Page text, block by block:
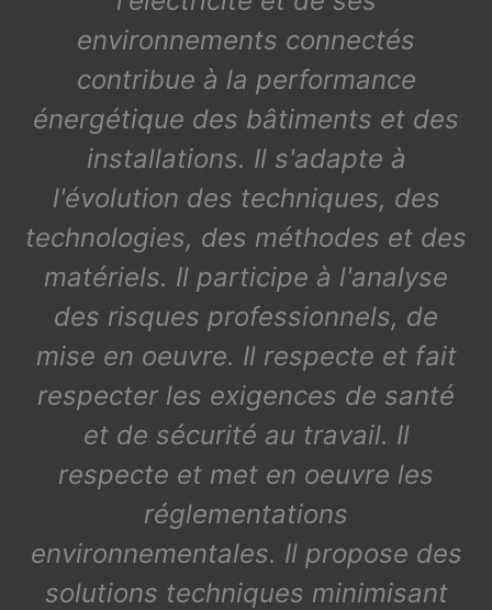
environnements connectés
contribue à la performance
énergétique des bâtiments et des
installations. Il s'adapte à
l'évolution des techniques, des
technologies, des méthodes et des
matériels. Il participe à l'analyse
des risques professionnels, de
mise en oeuvre. Il respecte et fait
respecter les exigences de santé
et de sécurité au travail. Il
respecte et met en oeuvre les
réglementations
environnementales. Il propose des
solutions techniques minimisant